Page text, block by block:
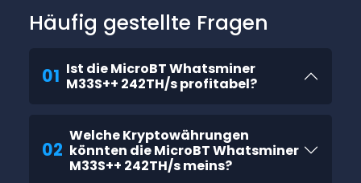
Häufig gestellte Fragen
01 Ist die MicroBT Whatsminer
M33S++ 242TH/s profitabel?
02
Welche Kryptowährungen
könnten die MicroBT Whatsminer
M33S++ 242TH/s meins?